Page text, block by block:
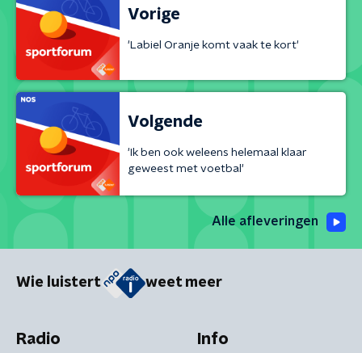
Vorige
'Labiel Oranje komt vaak te kort'
Volgende
'Ik ben ook weleens helemaal klaar
geweest met voetbal'
Alle afleveringen
Wie luistert weet meer
Radio Info